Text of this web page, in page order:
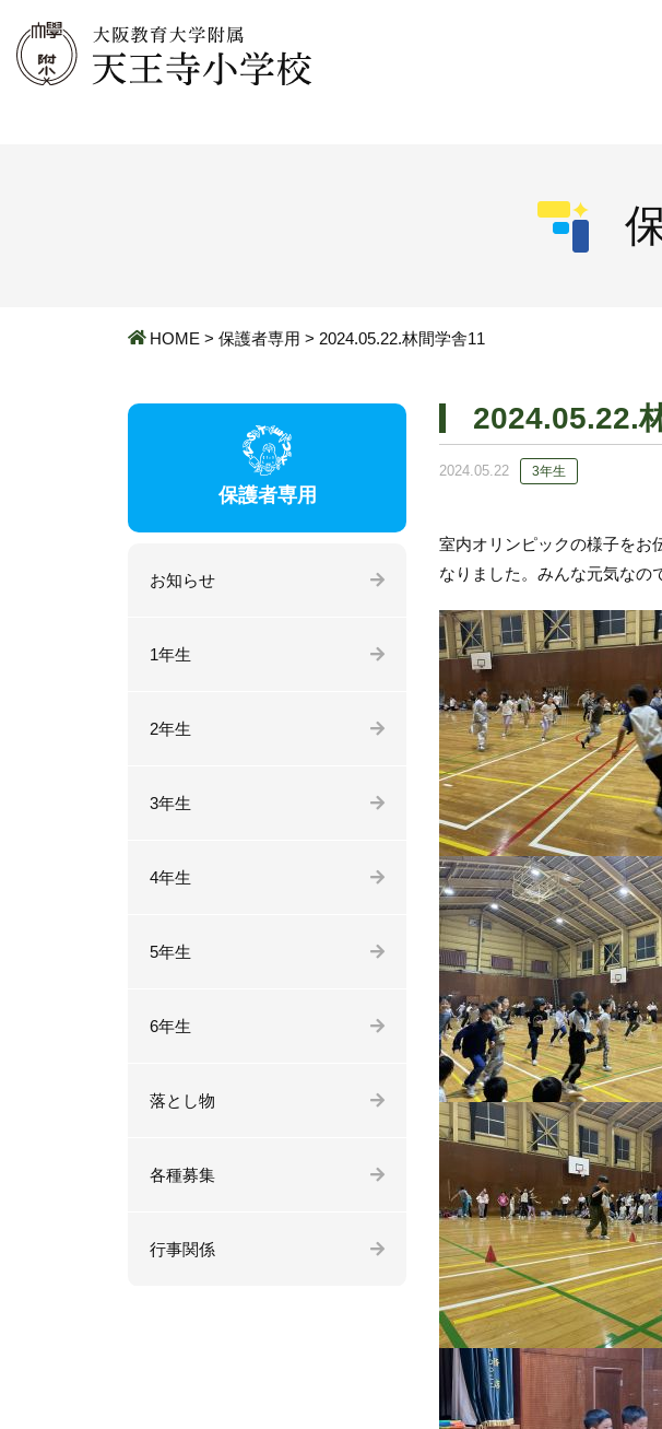
HOME > 保護者専用 > 2024.05.22.林間学舎11
2024.05.22.
2024.05.22 3年生
室内オリンピックの様子をお
なりました。みんな元気なの
保護者専用
お知らせ
1年生
2年生
3年生
4年生
5年生
6年生
落とし物
各種募集
行事関係